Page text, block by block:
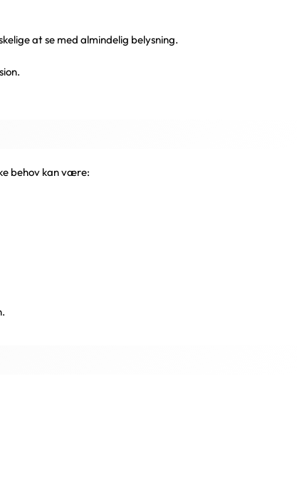
at se med almindelig belysning.
behov kan være: